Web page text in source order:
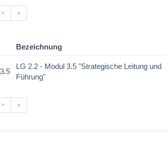
> »
Bezeichnung
LG 2.2 - Modul 3.5 "Strategische Leitung und
Führung"
> »